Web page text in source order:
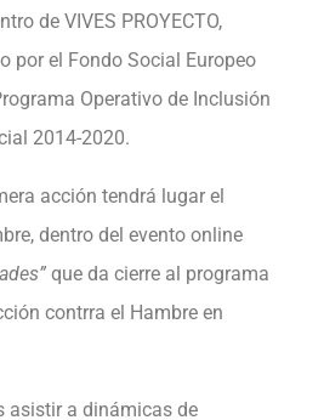
de VIVES PROYECTO,
por el Fondo Social Europeo
Operativo de Inclusión
2014-2020.
acción tendrá lugar el
dentro del evento online
que da cierre al programa
contrra el Hambre en
asistir a dinámicas de